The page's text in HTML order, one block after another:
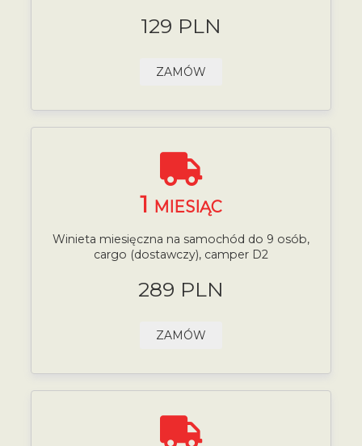
129 PLN
ZAMÓW
1 MIESIĄC
Winieta miesięczna na samochód do 9 osób,
cargo (dostawczy), camper D2
289 PLN
ZAMÓW